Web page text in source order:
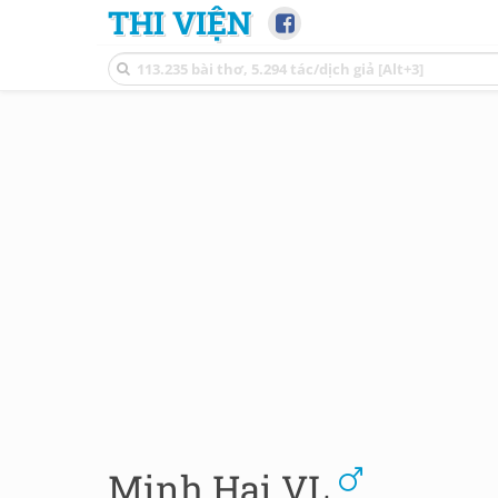
THI VIỆN
Minh Hai VL